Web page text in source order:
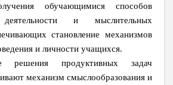
обучающимися способов
деятельности и мыслительных
становление механизмов
и личности учащихся.
продуктивных задач
механизм смыслообразования и